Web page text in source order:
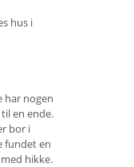
hus i
har nogen
en ende.
bor i
fundet en
hikke.